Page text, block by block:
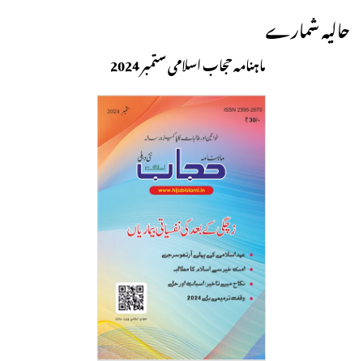
حالیہ شمارے
ماہنامہ حجاب اسلامی ستمبر 2024